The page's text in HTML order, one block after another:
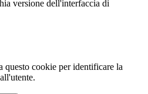
versione dell'interfaccia di
questo cookie per identificare la